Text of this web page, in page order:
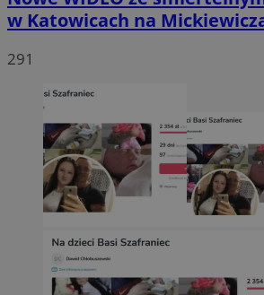
w Katowicach na
291